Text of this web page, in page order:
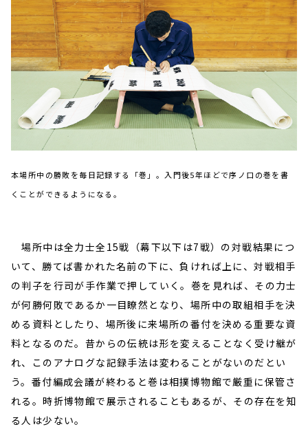
本場所中の勝敗を毎日記録する「巻」。入門後5年ほどで序ノ口の巻を書
くことができるようになる。
場所中は全力士全15戦（幕下以下は7戦）の対戦結果につ
いて、勝てば書かれた名前の下に、負ければ上に、対戦相手
の判子を行司が手作業で押していく。巻を見れば、その力士
が何勝何敗であるか一目瞭然となり、場所中の取組相手を決
める資料としたり、場所後に来場所の番付を決める重要な資
料となるのだ。昔からの伝統は形を変えることなく受け継が
れ、このアナログな記録手法は変わることがないのだとい
う。番付編成会議が終わると巻は相撲博物館で厳重に保管さ
れる。時折博物館で展示されることもあるが、その存在を知
る人は少ない。